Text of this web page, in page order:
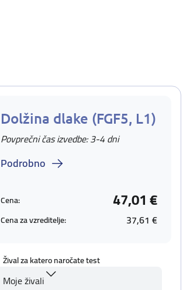
Dolžina dlake (FGF5, L1)
Povprečni čas izvedbe: 3-4 dni
Podrobno
Cena: 47,01 €
Cena za vzreditelje: 37,61 €
Žival za katero naročate test
Moje živali